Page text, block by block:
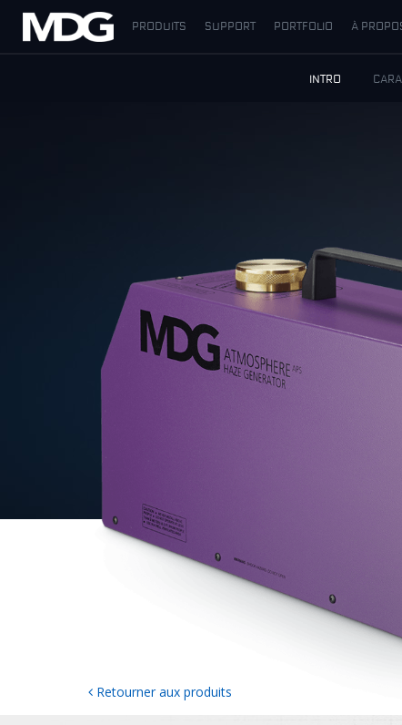
PRODUITS SUPPORT PORTFOLIO À
RENCONTREZ-NOUS
Contactez-nous
INTRO
Retourner aux produits